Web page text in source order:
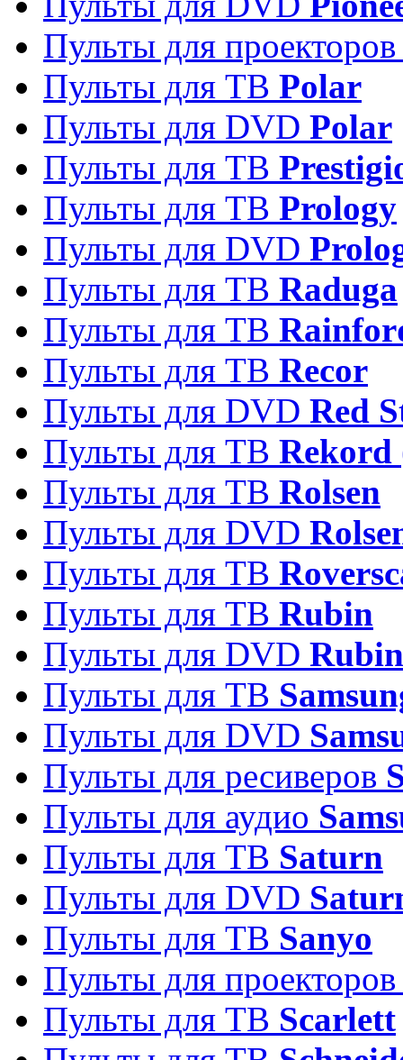
Пульты для
Пульты для ТВ Polar
Пульты для DVD Polar
Пульты для ТВ
Пульты для ТВ Prology
Пульты для DVD
Пульты для ТВ Raduga
Пульты для ТВ
Пульты для ТВ Recor
Пульты для DVD Red
Пульты для ТВ Rekord
Пульты для ТВ Rolsen
Пульты для DVD
Пульты для ТВ
Пульты для ТВ Rubin
Пульты для DVD Rubin
Пульты для ТВ
Пульты для DVD
Пульты для ресиверов
Пульты для аудио
Пульты для ТВ Saturn
Пульты для DVD
Пульты для ТВ Sanyo
Пульты для
Пульты для ТВ Scarlett